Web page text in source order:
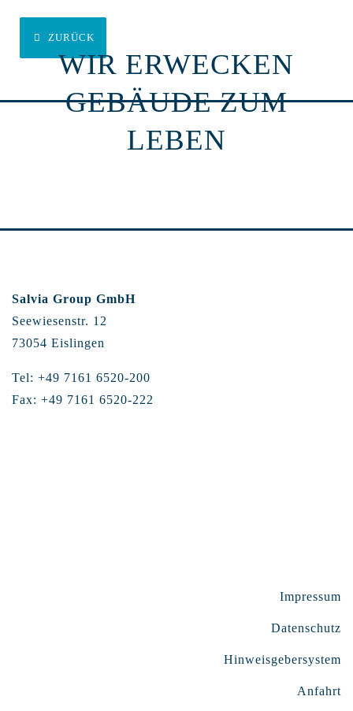
ZURÜCK
WIR ERWECKEN
GEBÄUDE ZUM
LEBEN
Salvia Group GmbH
Seewiesenstr. 12
73054 Eislingen
Tel: +49 7161 6520-200
Fax: +49 7161 6520-222
Impressum
Datenschutz
Hinweisgebersystem
Anfahrt